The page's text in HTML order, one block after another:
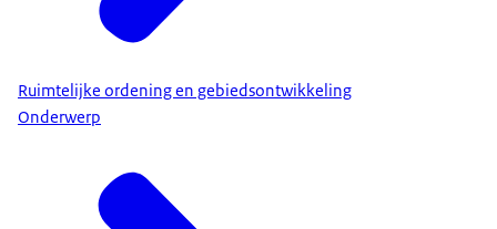
Ruimtelijke ordening en gebiedsontwikkeling
Onderwerp